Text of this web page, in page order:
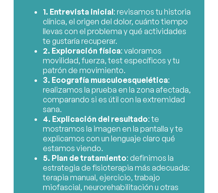
1. Entrevista inicial: revisamos tu historia
clínica, el origen del dolor, cuánto tiempo
llevas con el problema y qué actividades
te gustaría recuperar.
2. Exploración física: valoramos
movilidad, fuerza, test específicos y tu
patrón de movimiento.
3. Ecografía musculoesquelética:
realizamos la prueba en la zona afectada,
comparando si es útil con la extremidad
sana.
4. Explicación del resultado: te
mostramos la imagen en la pantalla y te
explicamos con un lenguaje claro qué
estamos viendo.
5. Plan de tratamiento: definimos la
estrategia de fisioterapia más adecuada:
terapia manual, ejercicio, trabajo
miofascial, neurorehabilitación u otras